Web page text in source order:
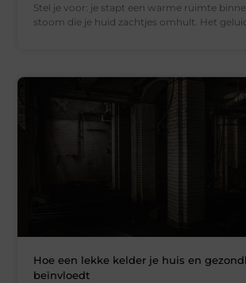
Stel je voor: je stapt een warme ruimte
stoom die je huid zachtjes omhult. Het
Hoe een lekke kelder je huis en
beïnvloedt